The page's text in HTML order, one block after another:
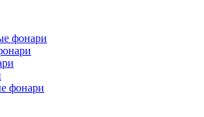
фонари
фонари